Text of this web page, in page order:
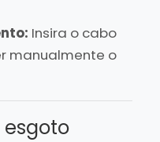
Insira o cabo
manualmente o